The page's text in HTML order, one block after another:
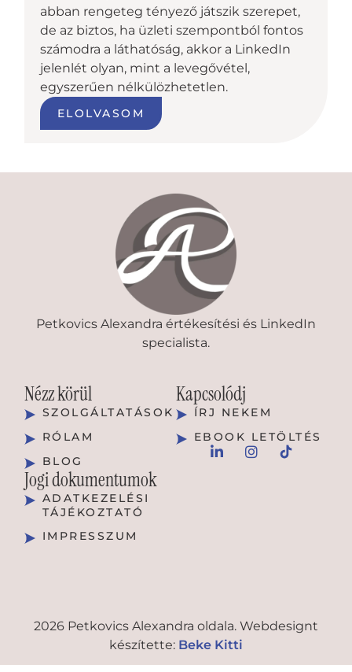
abban rengeteg tényező játszik szerepet,
de az biztos, ha üzleti szempontból fontos
számodra a láthatóság, akkor a LinkedIn
jelenlét olyan, mint a levegővétel,
egyszerűen nélkülözhetetlen.
ELOLVASOM
Petkovics Alexandra értékesítési és LinkedIn
specialista.
Nézz körül
SZOLGÁLTATÁSOK
RÓLAM
BLOG
Kapcsolódj
ÍRJ NEKEM
EBOOK LETÖLTÉS
Jogi dokumentumok
ADATKEZELÉSI
TÁJÉKOZTATÓ
IMPRESSZUM
2026 Petkovics Alexandra oldala. Webdesignt
készítette: Beke Kitti